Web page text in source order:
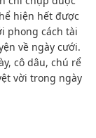
hiện hết được
phong cách tài
về ngày cưới.
cô dâu, chú rể
vời trong ngày